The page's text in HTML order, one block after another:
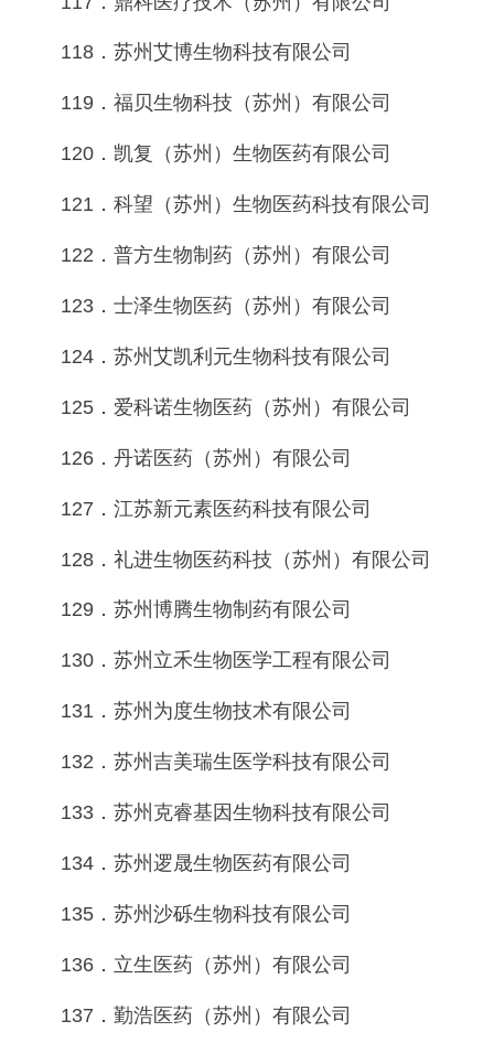
118．苏州艾博生物科技有限公司
119．福贝生物科技（苏州）有限公司
120．凯复（苏州）生物医药有限公司
121．科望（苏州）生物医药科技有限公司
122．普方生物制药（苏州）有限公司
123．士泽生物医药（苏州）有限公司
124．苏州艾凯利元生物科技有限公司
125．爱科诺生物医药（苏州）有限公司
126．丹诺医药（苏州）有限公司
127．江苏新元素医药科技有限公司
128．礼进生物医药科技（苏州）有限公司
129．苏州博腾生物制药有限公司
130．苏州立禾生物医学工程有限公司
131．苏州为度生物技术有限公司
132．苏州吉美瑞生医学科技有限公司
133．苏州克睿基因生物科技有限公司
134．苏州逻晟生物医药有限公司
135．苏州沙砾生物科技有限公司
136．立生医药（苏州）有限公司
137．勤浩医药（苏州）有限公司